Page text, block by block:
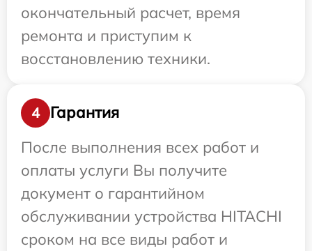
окончательный расчет, время
ремонта и приступим к
восстановлению техники.
4
Гарантия
После выполнения всех работ и
оплаты услуги Вы получите
документ о гарантийном
обслуживании устройства HITACHI
сроком на все виды работ и